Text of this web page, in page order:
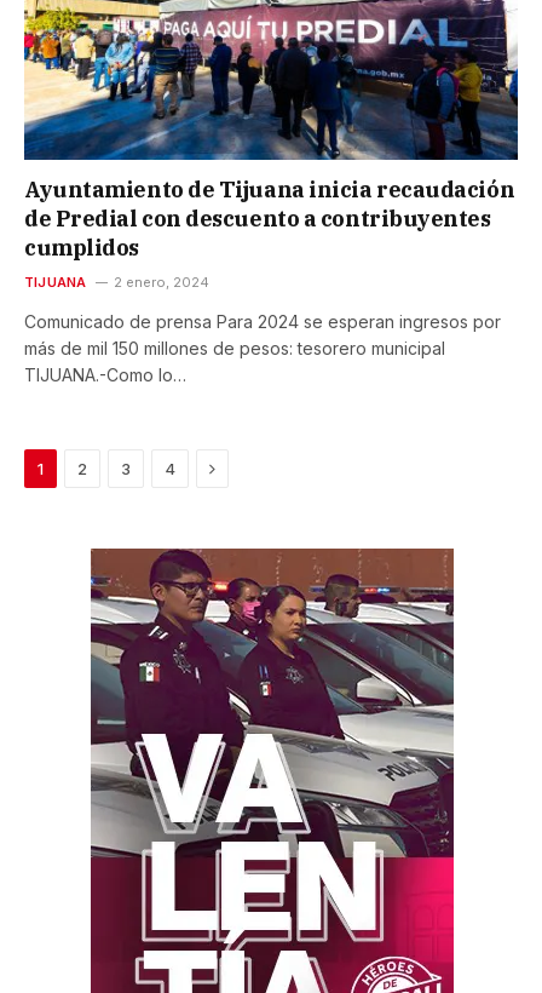
Ayuntamiento de Tijuana inicia recaudación
de Predial con descuento a contribuyentes
cumplidos
TIJUANA 2 enero, 2024
Comunicado de prensa Para 2024 se esperan ingresos por
más de mil 150 millones de pesos: tesorero municipal
TIJUANA.-Como lo…
1 2 3 4 Next